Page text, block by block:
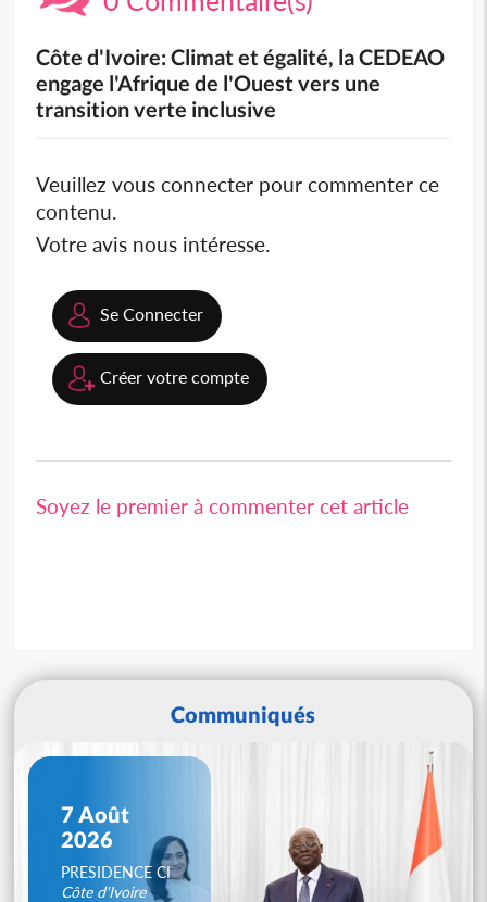
Côte d'Ivoire: Climat et égalité, la CEDEAO
engage l'Afrique de l'Ouest vers une
transition verte inclusive
Veuillez vous connecter pour commenter ce
contenu.
Votre avis nous intéresse.
Se Connecter
Créer votre compte
Soyez le premier à commenter cet article
Communiqués
7 Août
2026
PRESIDENCE CI
Côte d'Ivoire